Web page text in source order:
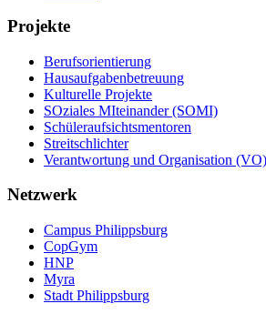
Projekte
Berufsorientierung
Hausaufgabenbetreuung
Kulturelle Projekte
SOziales MIteinander (SOMI)
Schüleraufsichtsmentoren
Streitschlichter
Verantwortung und Organisation (VO)
Netzwerk
Campus Philippsburg
CopGym
HNP
Myra
Stadt Philippsburg